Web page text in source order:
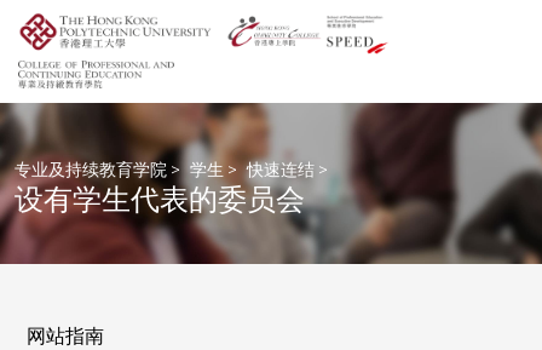
专业及持续教育学院 > 学生 > 快速连结 >
设有学生代表的委员会
网站指南